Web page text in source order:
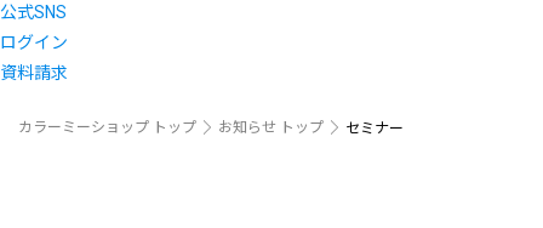
公式SNS
ログイン
資料請求
カラーミーショップ トップ お知らせ トップ セミナー